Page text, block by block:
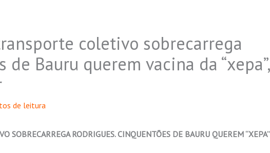
coletivo sobrecarrega
de Bauru querem vacina da “xepa”,
de leitura
SOBRECARREGA RODRIGUES. CINQUENTÕES DE BAURU QUEREM “XEPA”